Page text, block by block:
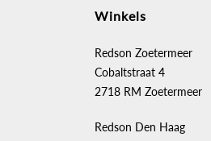
Winkels
Redson Zoetermeer
Cobaltstraat 4
2718 RM Zoetermeer
Redson Den Haag